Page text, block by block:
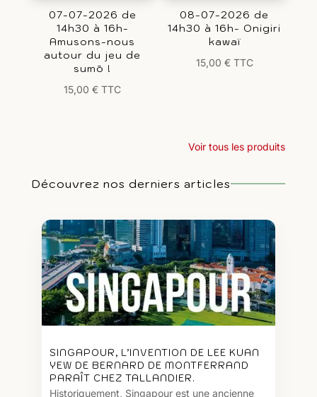
07-07-2026 de
14h30 à 16h-
Amusons-nous
autour du jeu de
sumō !
15,00€ TTC
08-07-2026 de
14h30 à 16h- Onigiri
kawaï
15,00 € TTC
Voir tous les produits
Découvrez nos derniers articles
SINGAPOUR, L’INVENTION DE LEE KUAN
YEW DE BERNARD DE MONTFERRAND
PARAÎT CHEZ TALLANDIER.
Historiquement, Singapour est une ancienne